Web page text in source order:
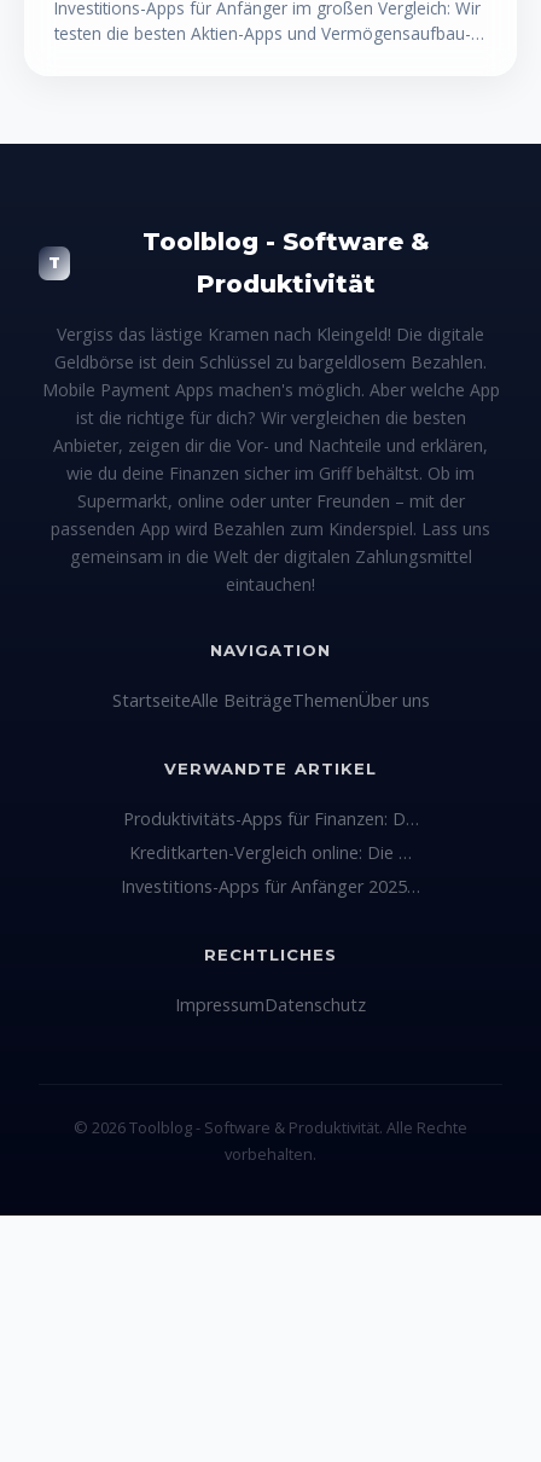
Investitions-Apps für Anfänger im großen Vergleich: Wir
testen die besten Aktien-Apps und Vermögensaufbau-
T
Toolblog - Software &
Produktivität
Vergiss das lästige Kramen nach Kleingeld! Die digitale
Geldbörse ist dein Schlüssel zu bargeldlosem Bezahlen.
Mobile Payment Apps machen's möglich. Aber welche App
ist die richtige für dich? Wir vergleichen die besten
Anbieter, zeigen dir die Vor- und Nachteile und erklären,
wie du deine Finanzen sicher im Griff behältst. Ob im
Supermarkt, online oder unter Freunden – mit der
passenden App wird Bezahlen zum Kinderspiel. Lass uns
gemeinsam in die Welt der digitalen Zahlungsmittel
eintauchen!
NAVIGATION
StartseiteAlle BeiträgeThemenÜber uns
VERWANDTE ARTIKEL
Produktivitäts-Apps für Finanzen: D…
Kreditkarten-Vergleich online: Die …
Investitions-Apps für Anfänger 2025…
RECHTLICHES
ImpressumDatenschutz
© 2026 Toolblog - Software & Produktivität. Alle Rechte
vorbehalten.